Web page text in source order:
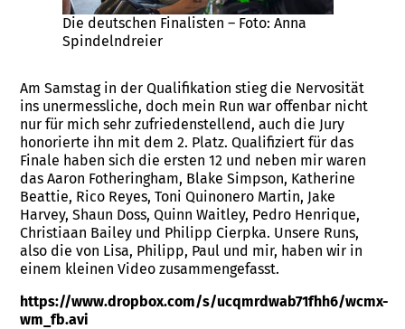
Die deutschen Finalisten – Foto: Anna
Spindelndreier
Am Samstag in der Qualifikation stieg die Nervosität
ins unermessliche, doch mein Run war offenbar nicht
nur für mich sehr zufriedenstellend, auch die Jury
honorierte ihn mit dem 2. Platz. Qualifiziert für das
Finale haben sich die ersten 12 und neben mir waren
das Aaron Fotheringham, Blake Simpson, Katherine
Beattie, Rico Reyes, Toni Quinonero Martin, Jake
Harvey, Shaun Doss, Quinn Waitley, Pedro Henrique,
Christiaan Bailey und Philipp Cierpka. Unsere Runs,
also die von Lisa, Philipp, Paul und mir, haben wir in
einem kleinen Video zusammengefasst.
https://www.dropbox.com/s/ucqmrdwab71fhh6/wcmx-
wm_fb.avi